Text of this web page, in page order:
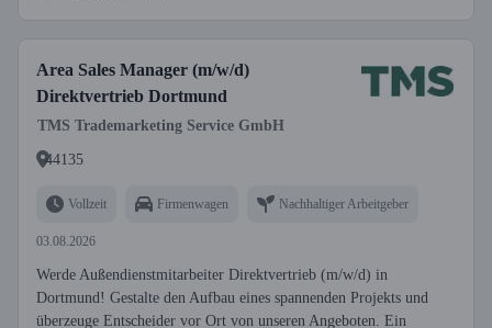
Area Sales Manager (m/w/d)
Direktvertrieb Dortmund
TMS Trademarketing Service GmbH
44135
Vollzeit Firmenwagen Nachhaltiger Arbeitgeber
03.08.2026
Werde Außendienstmitarbeiter Direktvertrieb (m/w/d) in
Dortmund! Gestalte den Aufbau eines spannenden Projekts und
überzeuge Entscheider vor Ort von unseren Angeboten. Ein